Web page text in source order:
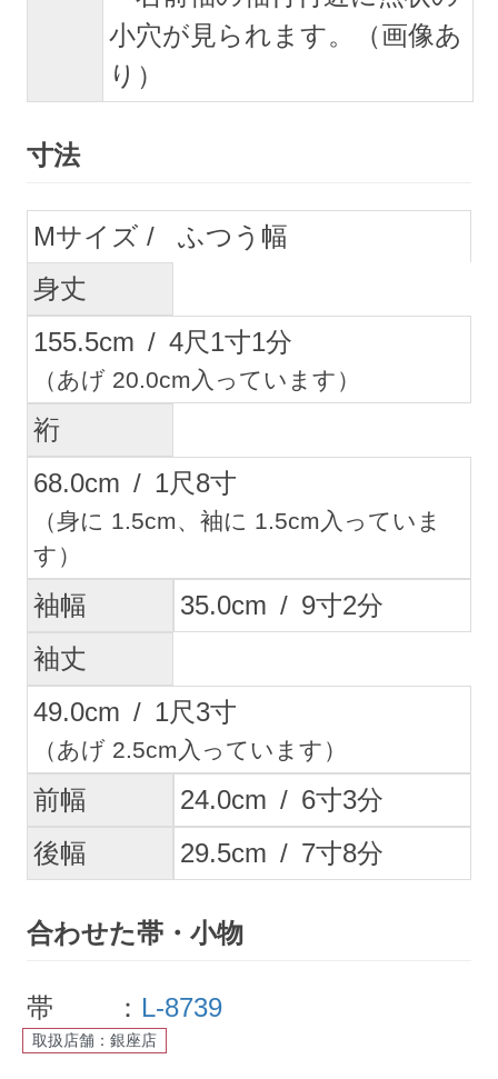
小穴が見られます。（画像あ
り）
寸法
M
ふつう幅
身丈
155.5cm / 4尺1寸1分
（あげ 20.0cm入っています）
裄
68.0cm / 1尺8寸
（身に 1.5cm、袖に 1.5cm入っていま
す）
袖幅 35.0cm / 9寸2分
袖丈
49.0cm / 1尺3寸
（あげ 2.5cm入っています）
前幅 24.0cm / 6寸3分
後幅
29.5cm / 7寸8分
合わせた帯・小物
帯 ： L-8739
取扱店舗：銀座店